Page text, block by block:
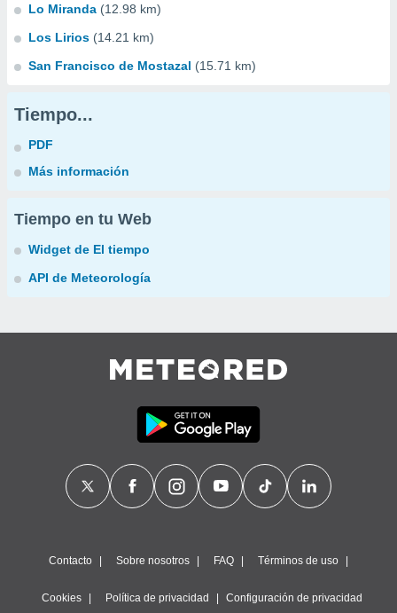
Lo Miranda (12.98 km)
Los Lirios (14.21 km)
San Francisco de Mostazal (15.71 km)
Tiempo...
PDF
Más información
Tiempo en tu Web
Widget de El tiempo
API de Meteorología
Contacto Sobre nosotros FAQ Términos de uso
Cookies Política de privacidad Configuración de privacidad